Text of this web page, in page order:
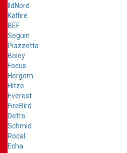
IldNord
Kalfire
BEF
Seguin
Piazzetta
Boley
Focus
Hergom
Hitze
Everest
FireBird
Defro
Schmid
Rocal
Echa